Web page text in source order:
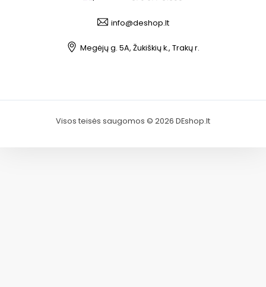
info@deshop.lt
Megėjų g. 5A, Žukiškių k., Trakų r.
Visos teisės saugomos © 2026 DEshop.lt